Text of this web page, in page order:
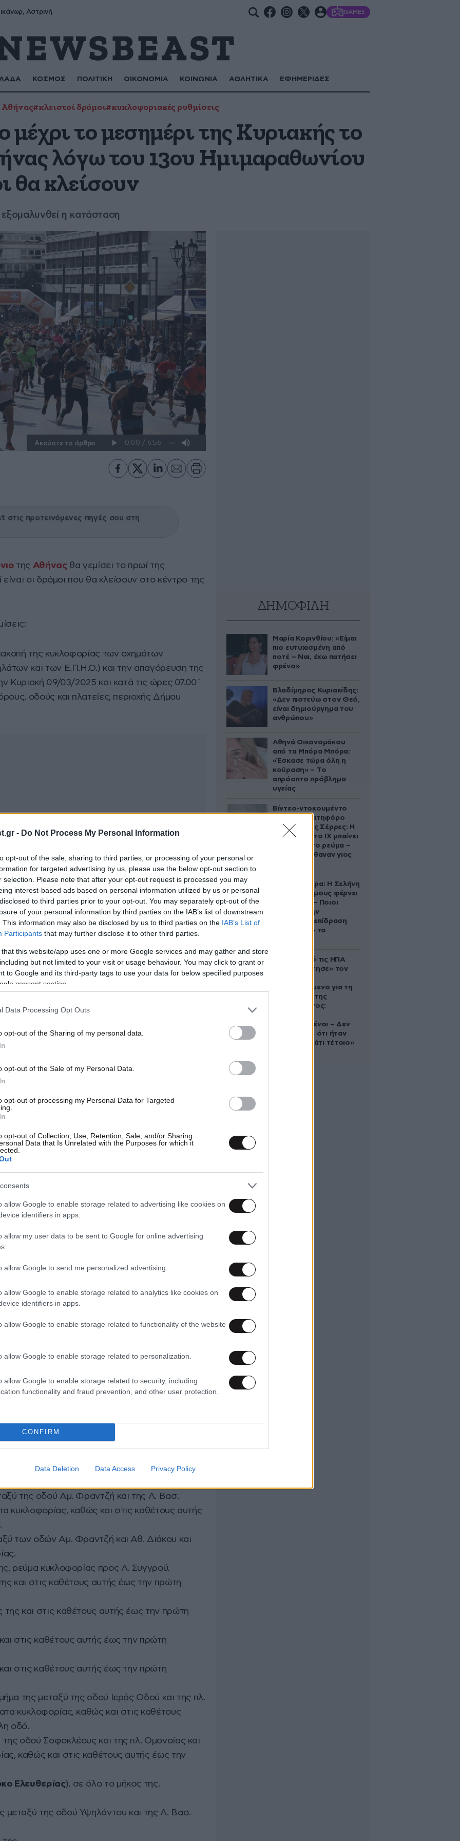
- Do Not Process My Personal Information
opt-out of the sale, sharing to third parties, or processing of your personal or
for targeted advertising by us, please use the below opt-out section to
selection. Please note that after your opt-out request is processed you may
interest-based ads based on personal information utilized by us or personal
to third parties prior to your opt-out. You may separately opt-out of the
of your personal information by third parties on the IAB’s list of downstream
This information may also be disclosed by us to third parties on the IAB’s List of
Participants that may further disclose it to other third parties.
that this website/app uses one or more Google services and may gather and store
but not limited to your visit or usage behaviour. You may click to grant or
to Google and its third-party tags to use your data for below specified purposes
consent section.
Data Processing Opt Outs
opt-out of the Sharing of my personal data.
opt-out of the Sale of my Personal Data.
opt-out of processing my Personal Data for Targeted
opt-out of Collection, Use, Retention, Sale, and/or Sharing
Data that Is Unrelated with the Purposes for which it
allow Google to enable storage related to advertising like cookies on
identifiers in apps.
allow my user data to be sent to Google for online advertising
allow Google to send me personalized advertising.
allow Google to enable storage related to analytics like cookies on
identifiers in apps.
allow Google to enable storage related to functionality of the website
allow Google to enable storage related to personalization.
allow Google to enable storage related to security, including
functionality and fraud prevention, and other user protection.
CONFIRM
Data Deletion Data Access Privacy Policy
Αστρινή GAMES
ΚΟΣΜΟΣ ΠΟΛΙΤΙΚΗ ΟΙΚΟΝΟΜΙΑ ΚΟΙΝΩΝΙΑ ΑΘΛΗΤΙΚΑ ΕΦΗΜΕΡΙΔΕΣ
Αθήνας#κλειστοί δρόμοι#κυκλοφοριακές ρυθμίσεις
το μεσημέρι της Κυριακής το
λόγω του 13ου Ημιμαραθωνίου
θα κλείσουν
η κατάσταση
Ακούστε το άρθρο
στις προτεινόμενες πηγές σου στη
της Αθήναςθα γεμίσει το πρωί της
είναι οι δρόμοι που θα κλείσουν στο κέντρο της
της κυκλοφορίας των οχημάτων
και των Ε.Π.Η.Ο.) και την απαγόρευση της
Κυριακή 09/03/2025 και κατά τις ώρες 07.00΄
οδούς και πλατείες, περιοχής Δήμου
ρεύματα κυκλοφορίας, καθώς και στις
οδό στο τμήμα της μεταξύ των
– Στο τμήμα της μεταξύ της Λ. Βασ. Όλγας
η διακοπή της κυκλοφορίας των
κατά τις ώρες 05.00΄ έως 15.00΄, ενώ
των οδών Σουρή και Λ. Βασ. Σοφίας, η
λωρίδα σταδιακά από την 14.00΄ ώρα του
ώρα της Κυριακής 09/03/2025.
οδό.
στις καθέτους αυτής έως την πρώτη
Αμερικής έως πλ. Συντάγματος η διακοπή
θα πραγματοποιηθεί σταδιακά από ώρα 06.00΄
και στις καθέτους αυτής έως την πρώτη
στις καθέτους αυτής έως την πρώτη
και στις καθέτους αυτής έως την πρώτη
06.00΄ έως ώρα 14.00΄.
στο τμήμα της μεταξύ της οδού Αγ. Μελετίου
στα δύο -2- ρεύματα κυκλοφορίας, καθώς και
παράλληλη οδό.
μεταξύ της Πλ. Ομονοίας και της Μάρνης και
παράλληλη οδό.
Πλ. Βάθης και της Πατησίων και στις
παράλληλη οδό.
της οδού Αμ. Φραντζή και της Λ. Βασ.
κυκλοφορίας, καθώς και στις καθέτους αυτής
των οδών Αμ. Φραντζή και Αθ. Διάκου και
ρεύμα κυκλοφορίας προς Λ. Συγγρού.
και στις καθέτους αυτής έως την πρώτη
της και στις καθέτους αυτής έως την πρώτη
στις καθέτους αυτής έως την πρώτη
στις καθέτους αυτής έως την πρώτη
της μεταξύ της οδού Ιεράς Οδού και της πλ.
κυκλοφορίας, καθώς και στις καθέτους
οδό.
οδού Σοφοκλέους και της πλ. Ομονοίας και
καθώς και στις καθέτους αυτής έως την
Ελευθερίας), σε όλο το μήκος της.
μεταξύ της οδού Υψηλάντου και της Λ. Βασ.
ΔΗΜΟΦΙΛΗ
Μαρία Κορινθίου: «Είμαι
πιο ευτυχισμένη από
ποτέ – Ναι, έχω πατήσει
φρένο»
Βλαδίμηρος Κυριακίδης:
«Δεν πιστεύω στον Θεό,
είναι δημιούργημα του
ανθρώπου»
Αθηνά Οικονομάκου
από τα Μπόρα Μπόρα:
«Έσκασε τώρα όλη η
κούραση» – Το
απρόοπτο πρόβλημα
υγείας
Βίντεο-ντοκουμέντο
από το θανατηφόρο
τροχαίο στις Σέρρες: Η
στιγμή που το ΙΧ μπαίνει
στο αντίθετο ρεύμα –
Ακαριαία πέθαναν γιος
Ζώδια σήμερα: Η Σελήνη
στους Διδύμους φέρνει
ανατροπές – Ποιοι
δέχονται την
ευεργετική επίδραση
του Δία από το
Ζευγάρι από τις ΗΠΑ
που «υιοθέτησε» τον
κατηγορούμενο για τη
δολοφονία της
Ελίζαμπεθ Ρος:
συντετριμμένοι – Δεν
έδειξε ποτέ ότι ήταν
ικανός για κάτι τέτοιο»